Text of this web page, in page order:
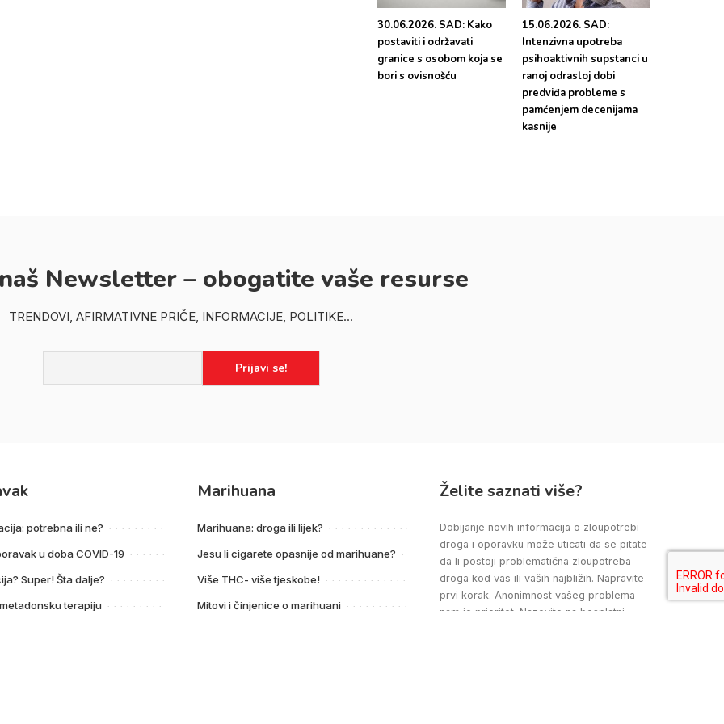
30.06.2026. SAD: Kako
postaviti i održavati
granice s osobom koja se
bori s ovisnošću
15.06.2026. SAD:
Intenzivna upotreba
psihoaktivnih supstanci u
ranoj odrasloj dobi
predviđa probleme s
pamćenjem decenijama
kasnije
Newsletter – obogatite vaše resurse
TRENDOVI, AFIRMATIVNE PRIČE, INFORMACIJE, POLITIKE...
potrebna ili ne?
u doba COVID-19
Super! Šta dalje?
terapiju
Marihuana
Marihuana: droga ili lijek?
Jesu li cigarete opasnije od marihuane?
Više THC- više tjeskobe!
Mitovi i činjenice o marihuani
Želite saznati više?
Dobijanje novih informacija o zloupotrebi
droga i oporavku može uticati da se pitate
da li postoji problematična zloupotreba
droga kod vas ili vaših najbližih. Napravite
prvi korak. Anonimnost vašeg problema
nam je prioritet. Nazovite na besplatni